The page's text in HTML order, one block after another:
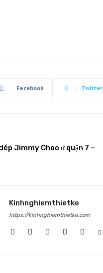
Facebook Twitter
Jimmy Choo ở quận 7 –
Kinhnghiemthietke
https://kinhnghiemthietke.com